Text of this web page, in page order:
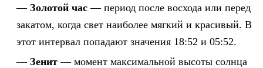
Золотой час — период после восхода или перед
закатом, когда свет наиболее мягкий и красивый. В
этот интервал попадают значения 18:52 и 05:52.
Зенит — момент максимальной высоты солнца